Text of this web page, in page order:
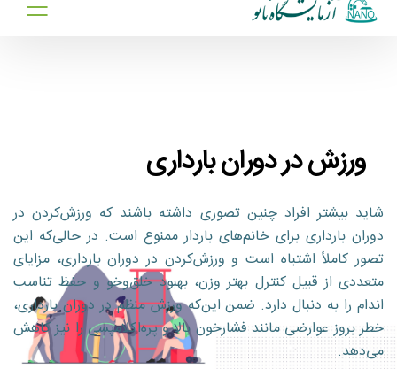
ورزش در دوران بارداری
شاید بیشتر افراد چنین تصوری داشته باشند که ورزش‌کردن در
دوران بارداری برای خانم‌های باردار ممنوع است. در حالی‌که این
تصور کاملاً اشتباه است و ورزش‌کردن در دوران بارداری، مزایای
متعددی از قبیل کنترل بهتر وزن، بهبود خلق‌وخو و حفظ تناسب
اندام را به دنبال دارد. ضمن این‌که ورزش منظم در دوران بارداری،
خطر بروز عوارضی مانند فشارخون بالا و پره‌اکلامپسی را نیز کاهش
می‌دهد.